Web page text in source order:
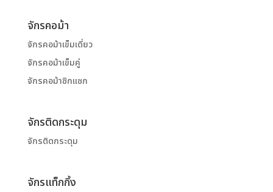
จักรคอม้า
จักรคอม้าเข็มเดี่ยว
จักรคอม้าเข็มคู่
จักรคอม้าซิกแซก
จักรติดกระดุม
จักรติดกระดุม
จักรแท็กกิ้ง